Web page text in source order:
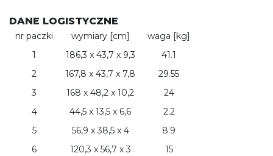
DANE LOGISTYCZNE
nr paczki wymiary [cm]
waga [kg]
1
186,3 x 43,7 x 9,3
41.1
2
167,8 x 43,7 x 7,8
29.55
3
168 x 48,2 x 10,2
24
4
44,5 x 13,5 x 6,6
2.2
5
56,9 x 38,5 x 4
8.9
6
120,3 x 56,7 x 3 15